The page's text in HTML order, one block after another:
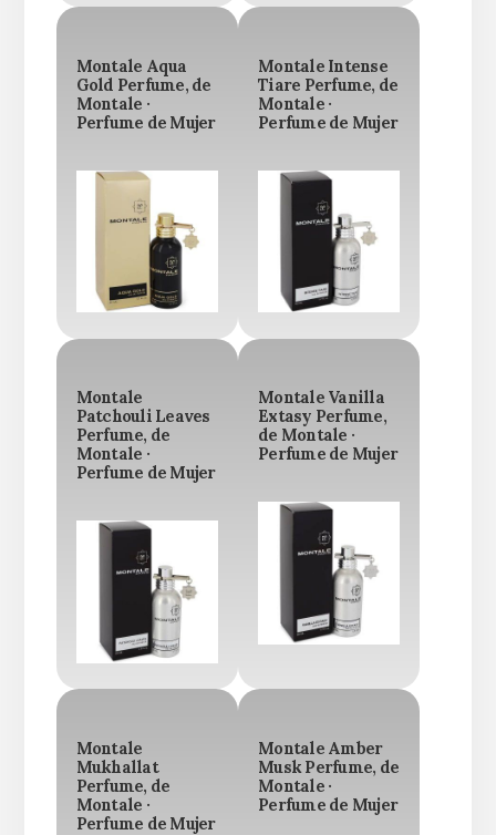
Montale Aqua
Gold Perfume, de
Montale ·
Perfume de Mujer
Montale Intense
Tiare Perfume, de
Montale ·
Perfume de Mujer
Montale
Patchouli Leaves
Perfume, de
Montale ·
Perfume de Mujer
Montale Vanilla
Extasy Perfume,
de Montale ·
Perfume de Mujer
Montale
Mukhallat
Perfume, de
Montale ·
Perfume de Mujer
Montale Amber
Musk Perfume, de
Montale ·
Perfume de Mujer